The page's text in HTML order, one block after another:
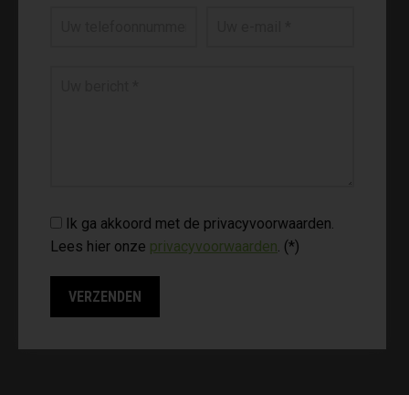
Ik ga akkoord met de privacyvoorwaarden.
Lees hier onze privacyvoorwaarden. (*)